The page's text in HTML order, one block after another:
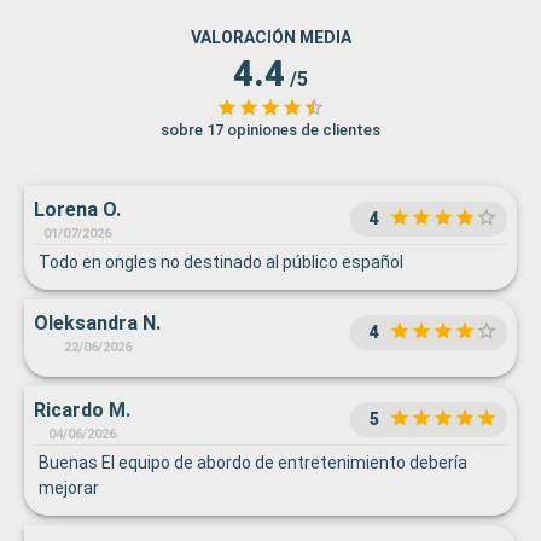
VALORACIÓN MEDIA
4.4 /5
sobre 17 opiniones de clientes
Lorena O.
01/07/2026
4
Todo en ongles no destinado al público español
Oleksandra N.
22/06/2026
4
Ricardo M.
04/06/2026
5
Buenas El equipo de abordo de entretenimiento debería
mejorar